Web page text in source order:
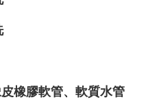
橡膠軟管、軟質水管